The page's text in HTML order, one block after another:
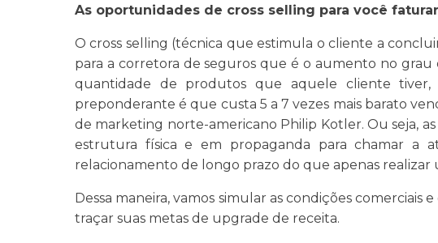
As oportunidades de cross selling para você
O cross selling (técnica que estimula o cliente a
para a corretora de seguros que é o aumento no
quantidade de produtos que aquele cliente tiver,
preponderante é que custa 5 a 7 vezes mais barato
de marketing norte-americano Philip Kotler. Ou seja,
estrutura física e em propaganda para chamar a
relacionamento de longo prazo do que apenas realizar
Dessa maneira, vamos simular as condições
traçar suas metas de upgrade de receita.